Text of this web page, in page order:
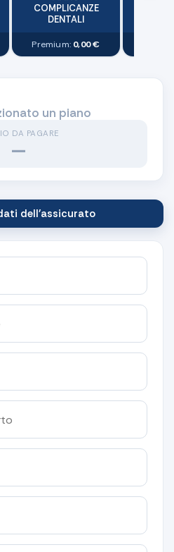
COMPLICANZE
DENTALI
Premium: 0,00 €
un piano
DA PAGARE
—
dell'assicurato